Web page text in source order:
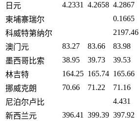
日元
4.2331 4.2658 4.2867
柬埔寨瑞尔
0.1665
科威特第纳尔
2197.46
澳门元
83.27 83.66
83.98
墨西哥比索
38.95 39.73
39.53
林吉特
164.25 165.74 165.66
挪威克朗
70.66 71.22
71.16
尼泊尔卢比
4.431
新西兰元
396.41 399.39 397.92